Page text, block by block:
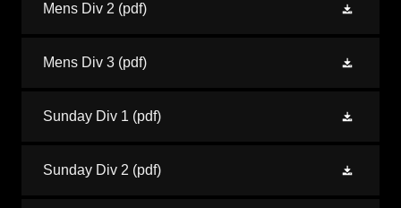
Mens Div 2 (pdf)
Mens Div 3 (pdf)
Sunday Div 1 (pdf)
Sunday Div 2 (pdf)